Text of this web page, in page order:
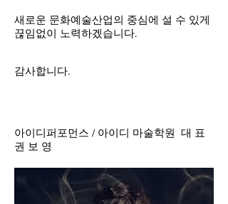
새로운 문화예술산업의 중심에 설 수 있게
끊임없이 노력하겠습니다.
감사합니다.
아이디퍼포먼스 / 아이디 마술학원 대 표
권 보 영